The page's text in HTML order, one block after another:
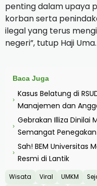
penting dalam upaya
korban serta
ilegal yang terus
negeri”, tutup Haji Uma.
Baca Juga
›
Kasus Belatung di
Manajemen dan
›
Gebrakan Illiza Dinilai
Semangat
›
Sah! BEM Universitas
Resmi di Lantik
Wisata Viral UMKM